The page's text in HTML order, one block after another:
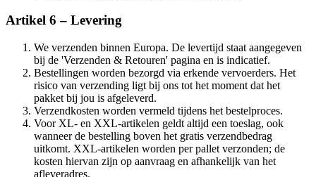
Artikel 6 – Levering
We verzenden binnen Europa. De levertijd staat aangegeven
bij de 'Verzenden & Retouren' pagina en is indicatief.
Bestellingen worden bezorgd via erkende vervoerders. Het
risico van verzending ligt bij ons tot het moment dat het
pakket bij jou is afgeleverd.
Verzendkosten worden vermeld tijdens het bestelproces.
Voor XL- en XXL-artikelen geldt altijd een toeslag, ook
wanneer de bestelling boven het gratis verzendbedrag
uitkomt. XXL-artikelen worden per pallet verzonden; de
kosten hiervan zijn op aanvraag en afhankelijk van het
afleveradres.